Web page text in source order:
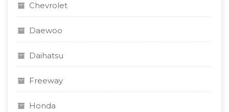
Chevrolet
Daewoo
Daihatsu
Freeway
Honda